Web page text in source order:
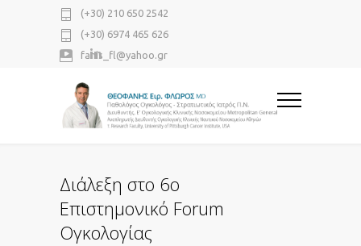
(+30) 210 650 2542
(+30) 6974 465 626
fanis_fl@yahoo.gr
Διάλεξη στο 6o
Επιστημονικό Forum
Ογκολογίας